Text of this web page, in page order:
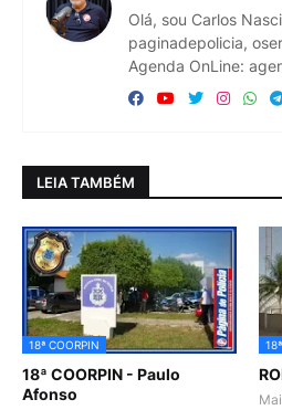
Olá, sou Carlos
paginadepolicia,
Agenda OnLine:
LEIA TAMBÉM
18ª COORPIN
18ª COORPIN - Paulo
Afonso